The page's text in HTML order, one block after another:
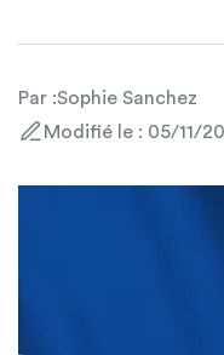
Par :Sophie Sanchez
Modifié le : 05/11/